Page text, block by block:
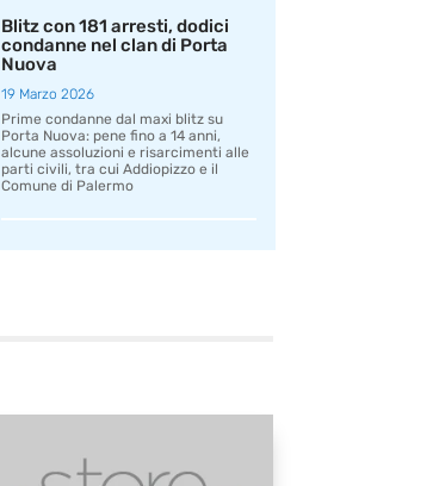
Blitz con 181 arresti, dodici
condanne nel clan di Porta
Nuova
19 Marzo 2026
Prime condanne dal maxi blitz su
Porta Nuova: pene fino a 14 anni,
alcune assoluzioni e risarcimenti alle
parti civili, tra cui Addiopizzo e il
Comune di Palermo